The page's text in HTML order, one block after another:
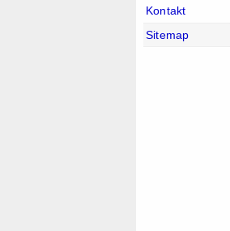
Kontakt
Sitemap